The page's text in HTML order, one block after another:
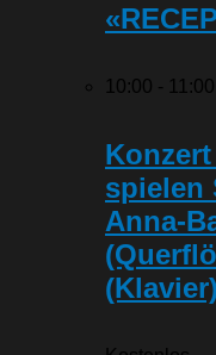
10:00 - 11:00
spielen
Anna-